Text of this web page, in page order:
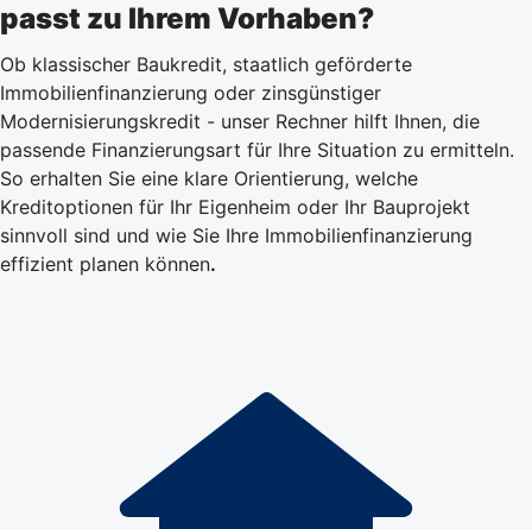
passt zu Ihrem Vorhaben?
Ob klassischer Baukredit, staatlich geförderte
Immobilienfinanzierung oder zinsgünstiger
Modernisierungskredit - unser Rechner hilft Ihnen, die
passende Finanzierungsart für Ihre Situation zu ermitteln.
So erhalten Sie eine klare Orientierung, welche
Kreditoptionen für Ihr Eigenheim oder Ihr Bauprojekt
sinnvoll sind und wie Sie Ihre Immobilienfinanzierung
effizient planen können.